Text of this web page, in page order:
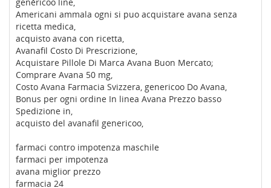
Americani ammala ogni si puo acquistare avana senza
ricetta medica,
acquisto avana con ricetta,
Avanafil Costo Di Prescrizione,
Acquistare Pillole Di Marca Avana Buon Mercato;
Comprare Avana 50 mg,
Costo Avana Farmacia Svizzera, genericoo Do Avana,
Bonus per ogni ordine In linea Avana Prezzo basso
Spedizione in,
acquisto del avanafil genericoo,
farmaci contro impotenza maschile
farmaci per impotenza
avana miglior prezzo
farmacia 24